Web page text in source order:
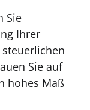
Sie
Ihrer
Sie auf
hohes Maß